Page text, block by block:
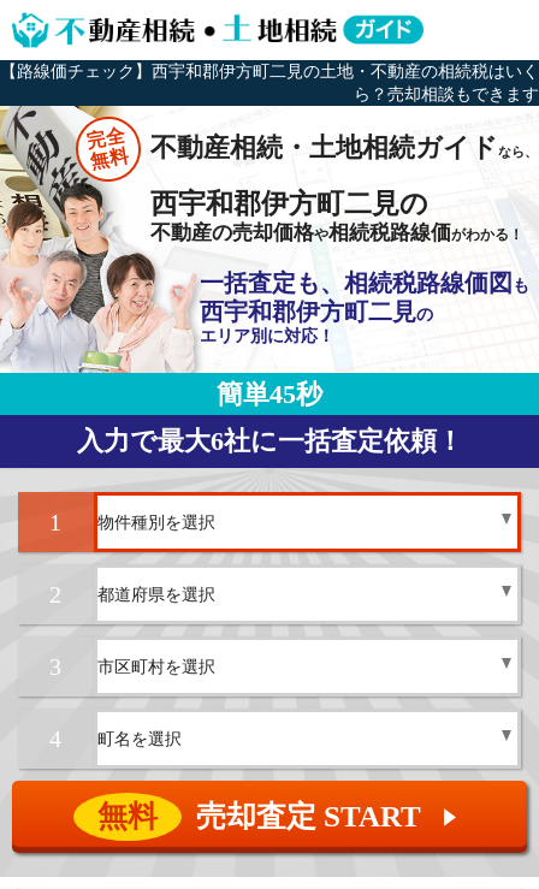
【路線価チェック】西宇和郡伊方町二見の土地・不動産の相続税はいく
ら？売却相談もできます
完全
無料 不動産相続・土地相続ガイドなら、
西宇和郡伊方町二見の
不動産の売却価格や相続税路線価がわかる！
一括査定も、相続税路線価図 も
西宇和郡伊方町二見の
エリア別に対応！
簡単45秒
入力で最大6社に一括査定依頼！
1
2
3
4
無料 売却査定 START ▲